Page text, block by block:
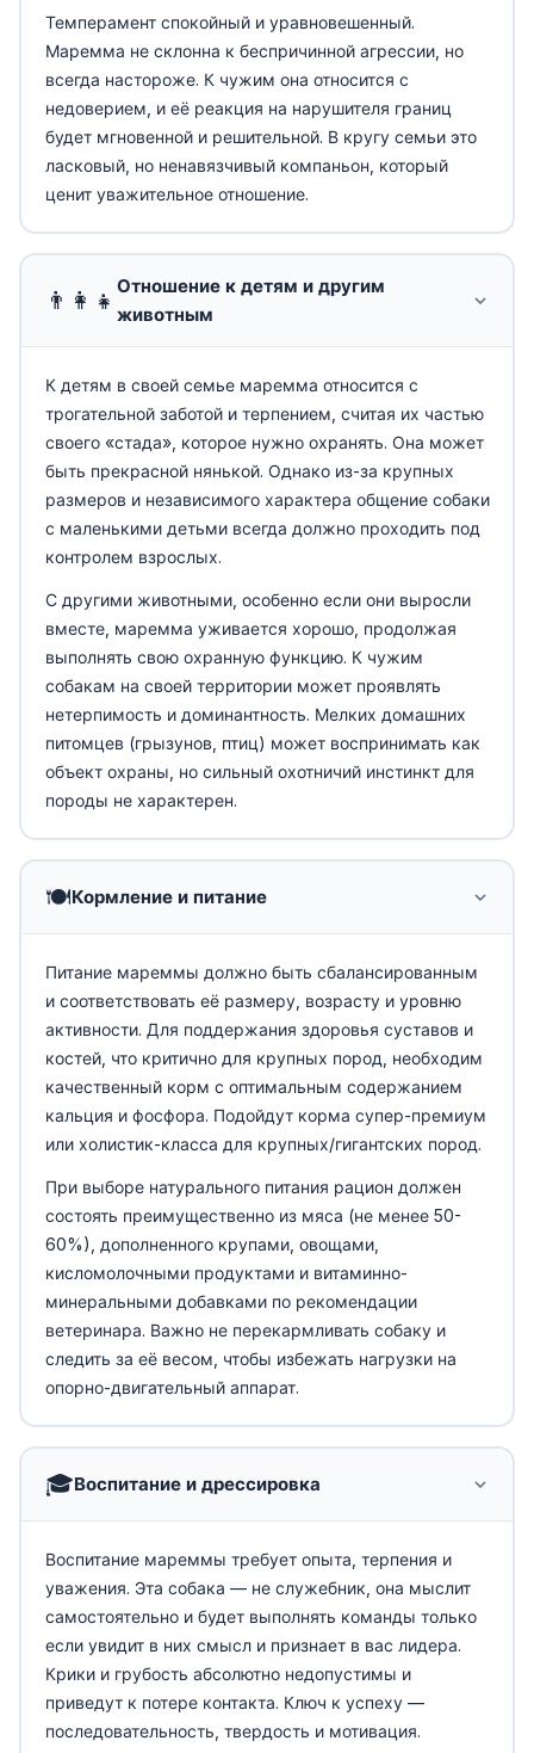
Темперамент спокойный и уравновешенный.
Маремма не склонна к беспричинной агрессии, но
всегда настороже. К чужим она относится с
недоверием, и её реакция на нарушителя границ
будет мгновенной и решительной. В кругу семьи это
ласковый, но ненавязчивый компаньон, который
ценит уважительное отношение.
👨‍👩‍👧
Отношение к детям и другим
животным
К детям в своей семье маремма относится с
трогательной заботой и терпением, считая их частью
своего «стада», которое нужно охранять. Она может
быть прекрасной нянькой. Однако из-за крупных
размеров и независимого характера общение собаки
с маленькими детьми всегда должно проходить под
контролем взрослых.
С другими животными, особенно если они выросли
вместе, маремма уживается хорошо, продолжая
выполнять свою охранную функцию. К чужим
собакам на своей территории может проявлять
нетерпимость и доминантность. Мелких домашних
питомцев (грызунов, птиц) может воспринимать как
объект охраны, но сильный охотничий инстинкт для
породы не характерен.
🍽️Кормление и питание
Питание мареммы должно быть сбалансированным
и соответствовать её размеру, возрасту и уровню
активности. Для поддержания здоровья суставов и
костей, что критично для крупных пород, необходим
качественный корм с оптимальным содержанием
кальция и фосфора. Подойдут корма супер-премиум
или холистик-класса для крупных/гигантских пород.
При выборе натурального питания рацион должен
состоять преимущественно из мяса (не менее 50-
60%), дополненного крупами, овощами,
кисломолочными продуктами и витаминно-
минеральными добавками по рекомендации
ветеринара. Важно не перекармливать собаку и
следить за её весом, чтобы избежать нагрузки на
опорно-двигательный аппарат.
🎓Воспитание и дрессировка
Воспитание мареммы требует опыта, терпения и
уважения. Эта собака — не служебник, она мыслит
самостоятельно и будет выполнять команды только
если увидит в них смысл и признает в вас лидера.
Крики и грубость абсолютно недопустимы и
приведут к потере контакта. Ключ к успеху —
последовательность, твердость и мотивация.